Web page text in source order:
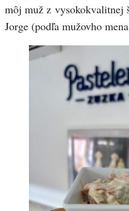
môj muž z vysokokvalitnej
Jorge (podľa mužovho